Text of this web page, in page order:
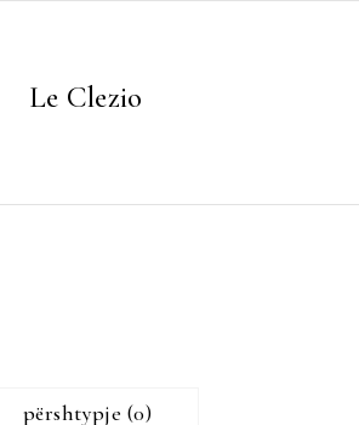
Le Clezio
përshtypje (0)